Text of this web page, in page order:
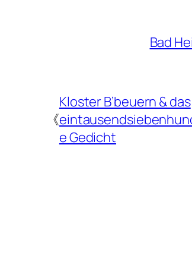
Bad
《
Kloster B’beuern & das
e Gedicht